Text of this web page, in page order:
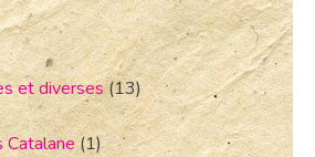
et diverses (13)
Catalane(1)